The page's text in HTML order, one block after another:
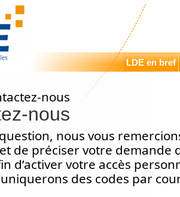
LDE en bref
nous
nous
nous vous
de préciser votre demande
d’activer votre accès
des codes par